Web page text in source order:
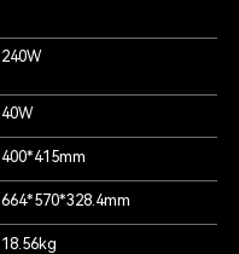
240W
40W
400*415mm
664*570*328.4mm
18.56kg